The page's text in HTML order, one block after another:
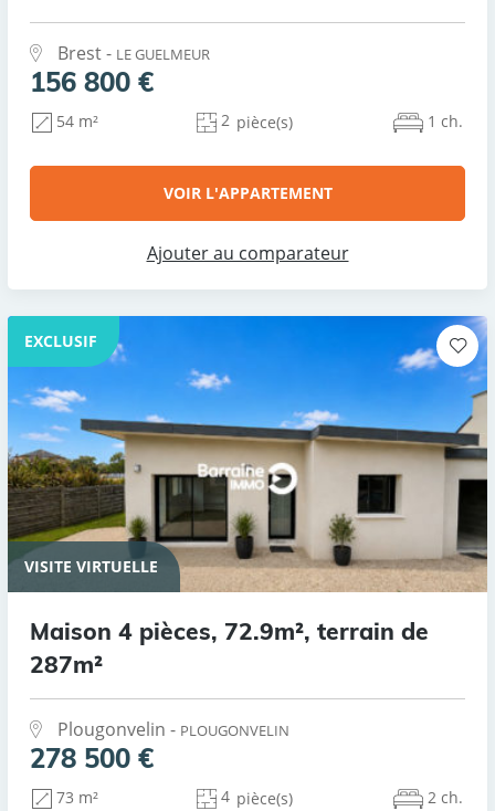
Brest - LE GUELMEUR
156 800 €
54 m² 2 pièce(s) 1 ch.
VOIR L'APPARTEMENT
Ajouter au comparateur
EXCLUSIF
VISITE VIRTUELLE
Maison 4 pièces, 72.9m², terrain de
287m²
Plougonvelin - PLOUGONVELIN
278 500 €
73 m² 4 pièce(s) 2 ch.